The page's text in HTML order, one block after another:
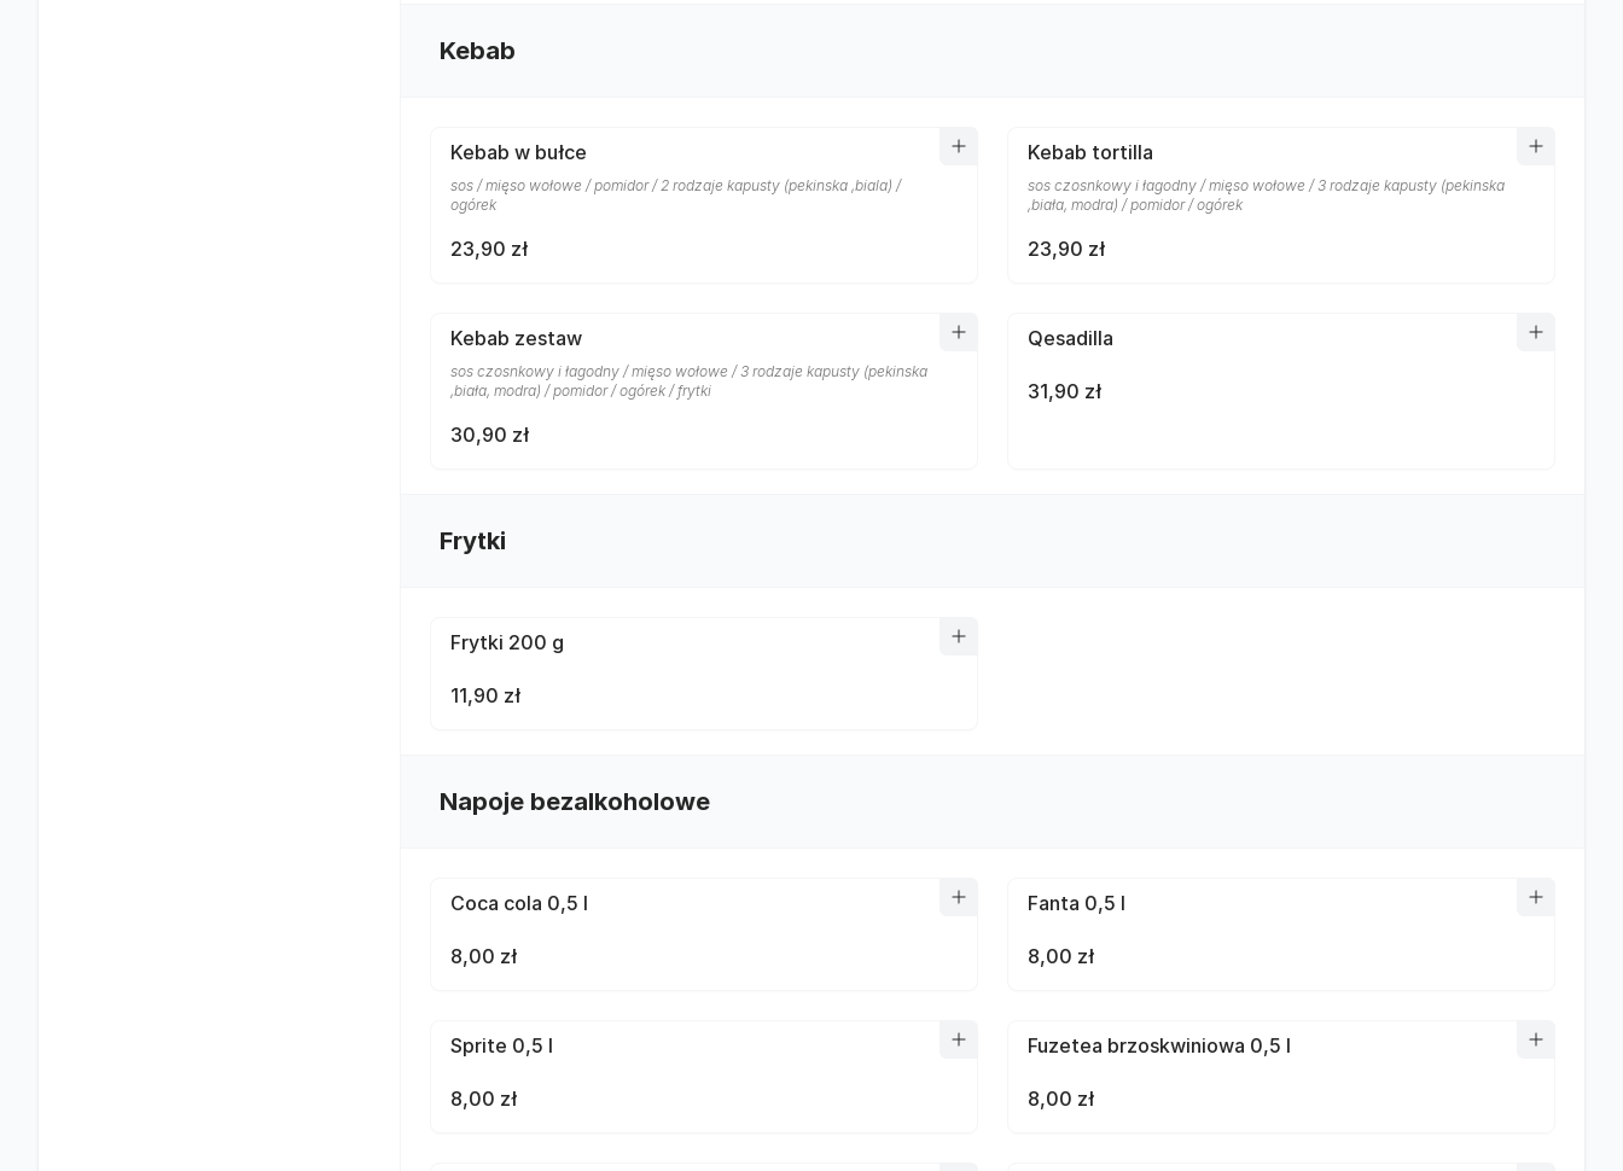
Kebab
Kebab w bułce
sos / mięso wołowe / pomidor / 2 rodzaje kapusty (pekinska ,biala) /
ogórek
23,90 zł
Kebab tortilla
sos czosnkowy i łagodny / mięso wołowe / 3 rodzaje kapusty (pekinska
,biała, modra) / pomidor / ogórek
23,90 zł
Kebab zestaw
sos czosnkowy i łagodny / mięso wołowe / 3 rodzaje kapusty (pekinska
,biała, modra) / pomidor / ogórek / frytki
30,90 zł
Qesadilla
31,90 zł
Frytki
Frytki 200 g
11,90 zł
Napoje bezalkoholowe
Coca cola 0,5 l
8,00 zł
Fanta 0,5 l
8,00 zł
Sprite 0,5 l
8,00 zł
Fuzetea brzoskwiniowa 0,5 l
8,00 zł